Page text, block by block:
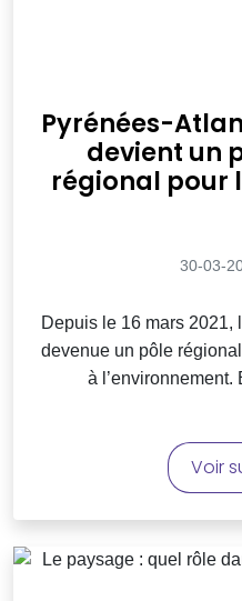
Pyrénées-
devient un
régional pour
30-03-
Depuis le 16 mars
devenue un pôle
à l’environnement.
Voir